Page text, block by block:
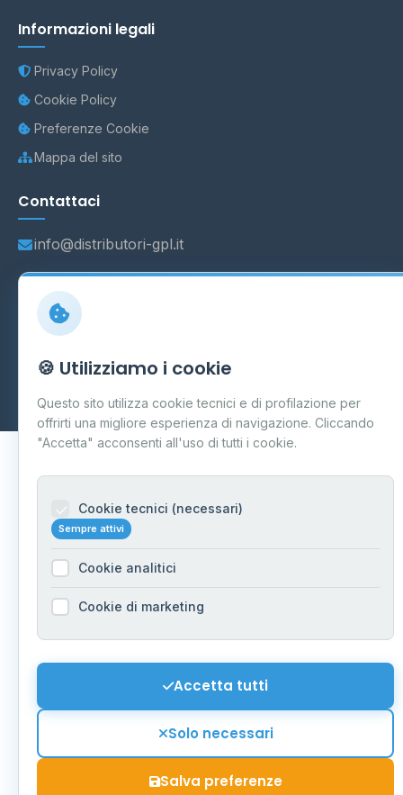
Informazioni legali
Privacy Policy
Cookie Policy
Preferenze Cookie
Mappa del sito
Contattaci
info@distributori-gpl.it
© 2026 - Distributori di GPL -
P.IVA 03859300364
Aggiornamento quotidiano
🍪 Utilizziamo i cookie
Questo sito utilizza cookie tecnici e di profilazione per
offrirti una migliore esperienza di navigazione. Cliccando
"Accetta" acconsenti all'uso di tutti i cookie.
Cookie tecnici (necessari)
Sempre attivi
Cookie analitici
Cookie di marketing
Accetta tutti
Solo necessari
Salva preferenze